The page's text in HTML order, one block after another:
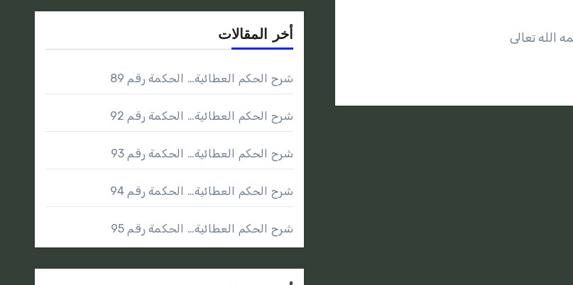
الله تعالى أخر المقالات
شرح الحكم العطائية… الحكمة رقم 89
شرح الحكم العطائية… الحكمة رقم 92
شرح الحكم العطائية… الحكمة رقم 93
شرح الحكم العطائية… الحكمة رقم 94
شرح الحكم العطائية… الحكمة رقم 95